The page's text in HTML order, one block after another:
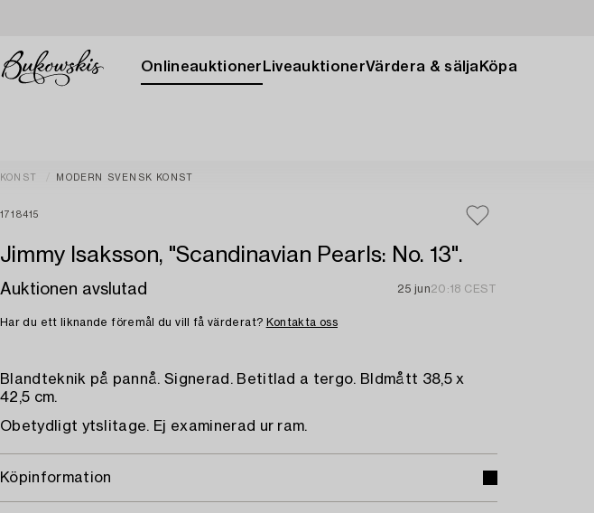
Onlineauktioner LiveauktionerVärdera & sälja Köpa
KONST MODERN SVENSK KONST
1718415
Jimmy Isaksson, "Scandinavian Pearls: No. 13".
Auktionen avslutad 25 jun20:18 CEST
Har du ett liknande föremål du vill få värderat? Kontakta oss
Blandteknik på pannå. Signerad. Betitlad a tergo. Bldmått 38,5 x
42,5 cm.
Obetydligt ytslitage. Ej examinerad ur ram.
Köpinformation